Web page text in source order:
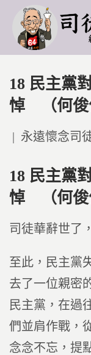
18 民主黨
悼 （何俊
Posted
永遠懷念司
18 民主黨
悼 （何俊
司徒華辭世了
至此，民主黨
去了一位親密
民主黨，在過
們並肩作戰，
念念不忘，提